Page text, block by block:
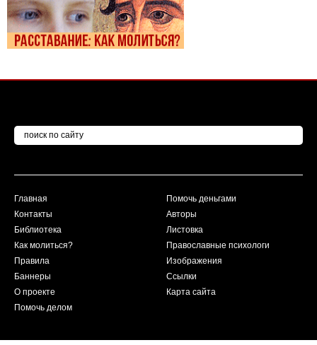
Главная
Контакты
Библиотека
Как молиться?
Правила
Баннеры
О проекте
Помочь делом
Помочь деньгами
Авторы
Листовка
Православные психологи
Изображения
Ссылки
Карта сайта